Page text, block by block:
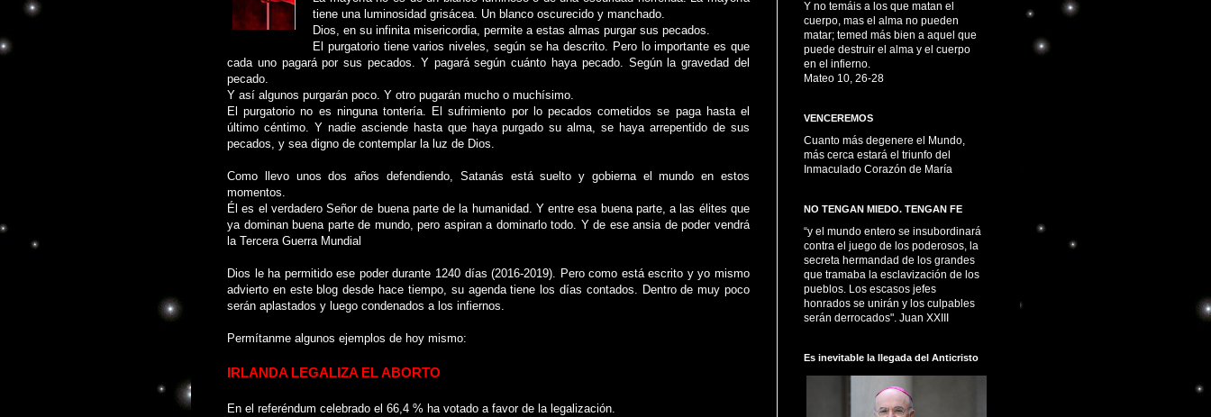
tiene una luminosidad grisácea. Un blanco oscurecido y manchado.
Dios, en su infinita misericordia, permite a estas almas purgar sus pecados.
El purgatorio tiene varios niveles, según se ha descrito. Pero lo importante es que
cada uno pagará por sus pecados. Y pagará según cuánto haya pecado. Según la gravedad del
pecado.
Y así algunos purgarán poco. Y otro pugarán mucho o muchísimo.
El purgatorio no es ninguna tontería. El sufrimiento por lo pecados cometidos se paga hasta el
último céntimo. Y nadie asciende hasta que haya purgado su alma, se haya arrepentido de sus
pecados, y sea digno de contemplar la luz de Dios.
Como llevo unos dos años defendiendo, Satanás está suelto y gobierna el mundo en estos
momentos.
Él es el verdadero Señor de buena parte de la humanidad. Y entre esa buena parte, a las élites que
ya dominan buena parte de mundo, pero aspiran a dominarlo todo. Y de ese ansia de poder vendrá
la Tercera Guerra Mundial
Dios le ha permitido ese poder durante 1240 días (2016-2019). Pero como está escrito y yo mismo
advierto en este blog desde hace tiempo, su agenda tiene los días contados. Dentro de muy poco
serán aplastados y luego condenados a los infiernos.
Permítanme algunos ejemplos de hoy mismo:
IRLANDA LEGALIZA EL ABORTO
En el referéndum celebrado el 66,4 % ha votado a favor de la legalización.
Y no temáis a los que matan el
cuerpo, mas el alma no pueden
matar; temed más bien a aquel que
puede destruir el alma y el cuerpo
en el infierno.
Mateo 10, 26-28
VENCEREMOS
Cuanto más degenere el Mundo,
más cerca estará el triunfo del
Inmaculado Corazón de María
NO TENGAN MIEDO. TENGAN FE
“y el mundo entero se insubordinará
contra el juego de los poderosos, la
secreta hermandad de los grandes
que tramaba la esclavización de los
pueblos. Los escasos jefes
honrados se unirán y los culpables
serán derrocados". Juan XXIII
Es inevitable la llegada del Anticristo